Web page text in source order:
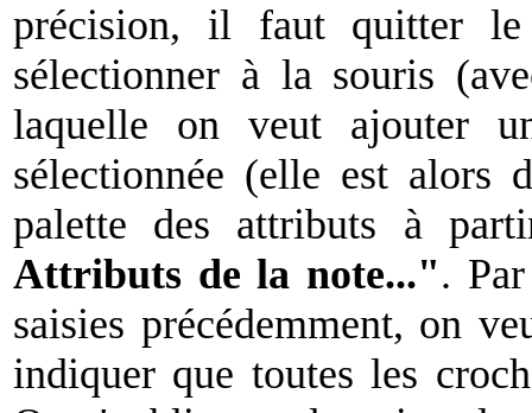
précision, il faut quitter
sélectionner à la souris
laquelle on veut ajouter
sélectionnée (elle est alors
palette des attributs à
Attributs de la note...".
saisies précédemment, on
indiquer que toutes les